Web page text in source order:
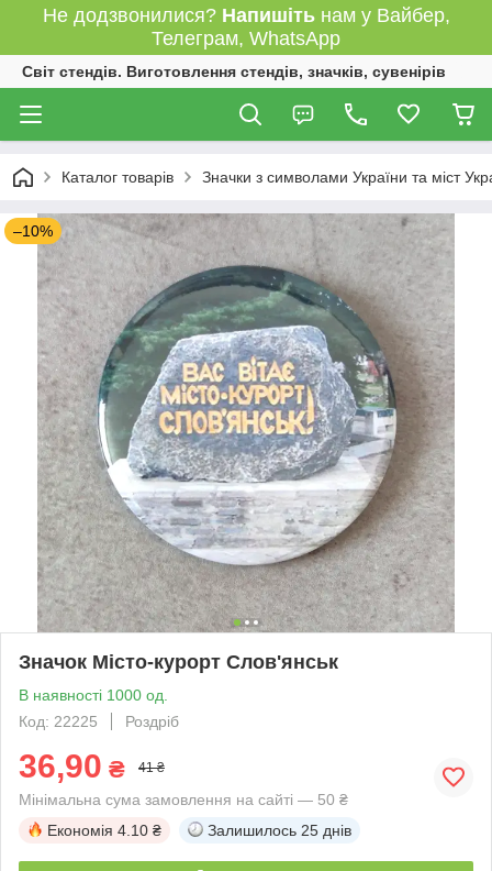
Не додзвонилися? Напишітьнам у Вайбер,
Телеграм, WhatsApp
Світ стендів. Виготовлення стендів, значків, сувенірів
Каталог товарів Значки з символами України та міст
–10%
Значок Місто-курорт Слов'янськ
В наявності 1000 од.
Код: 22225
Роздріб
36,90 ₴ 41 ₴
Мінімальна сума замовлення на сайті — 50 ₴
Економія 4.10 ₴ Залишилось 25 днів